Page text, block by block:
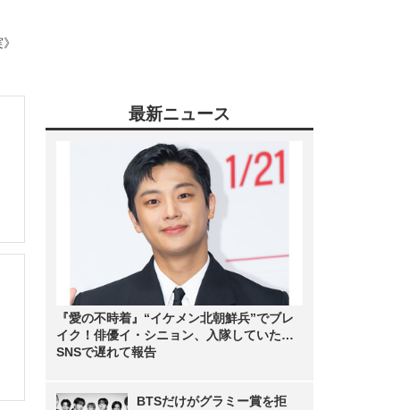
最新ニュース
『愛の不時着』“イケメン北朝鮮兵”でブレ
イク！俳優イ・シニョン、入隊していた…
SNSで遅れて報告
BTSだけがグラミー賞を拒